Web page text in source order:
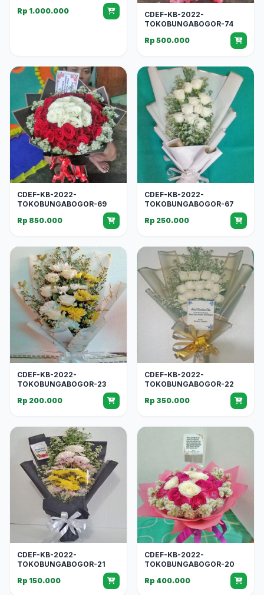
Rp 1.000.000
CDEF-KB-2022-
TOKOBUNGABOGOR-74
Rp 500.000
CDEF-KB-2022-
TOKOBUNGABOGOR-69
Rp 850.000
CDEF-KB-2022-
TOKOBUNGABOGOR-67
Rp 250.000
CDEF-KB-2022-
TOKOBUNGABOGOR-23
Rp 200.000
CDEF-KB-2022-
TOKOBUNGABOGOR-22
Rp 350.000
CDEF-KB-2022-
TOKOBUNGABOGOR-21
Rp 150.000
CDEF-KB-2022-
TOKOBUNGABOGOR-20
Rp 400.000